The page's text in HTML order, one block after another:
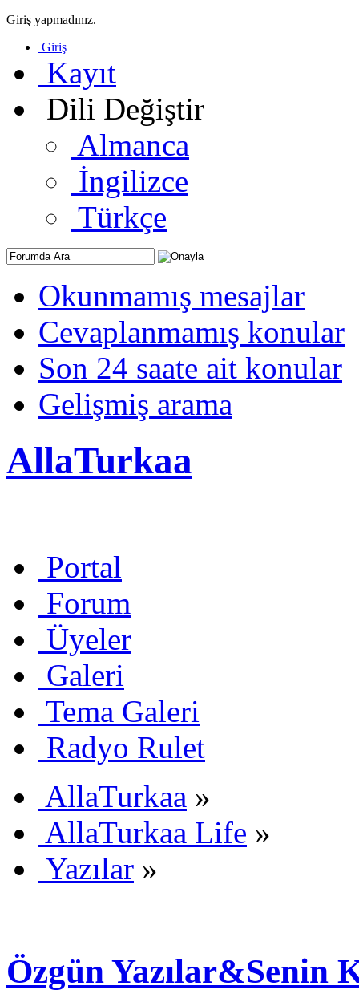
Giriş yapmadınız.
Giriş
Kayıt
Dili Değiştir
Almanca
İngilizce
Türkçe
Okunmamış mesajlar
Cevaplanmamış konular
Son 24 saate ait konular
Gelişmiş arama
AllaTurkaa
Portal
Forum
Üyeler
Galeri
Tema Galeri
Radyo Rulet
AllaTurkaa »
AllaTurkaa Life »
Yazılar »
Özgün Yazılar&Senin